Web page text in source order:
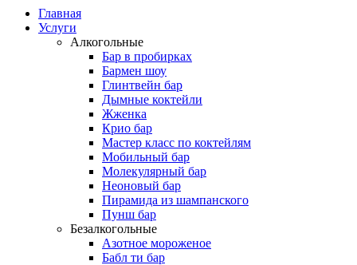
Главная
Услуги
Алкогольные
Бар в пробирках
Бармен шоу
Глинтвейн бар
Дымные коктейли
Жженка
Крио бар
Мастер класс по коктейлям
Мобильный бар
Молекулярный бар
Неоновый бар
Пирамида из шампанского
Пунш бар
Безалкогольные
Азотное мороженое
Бабл ти бар